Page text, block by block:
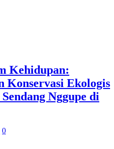
Kehidupan:
Konservasi Ekologis
Nggupe di
0